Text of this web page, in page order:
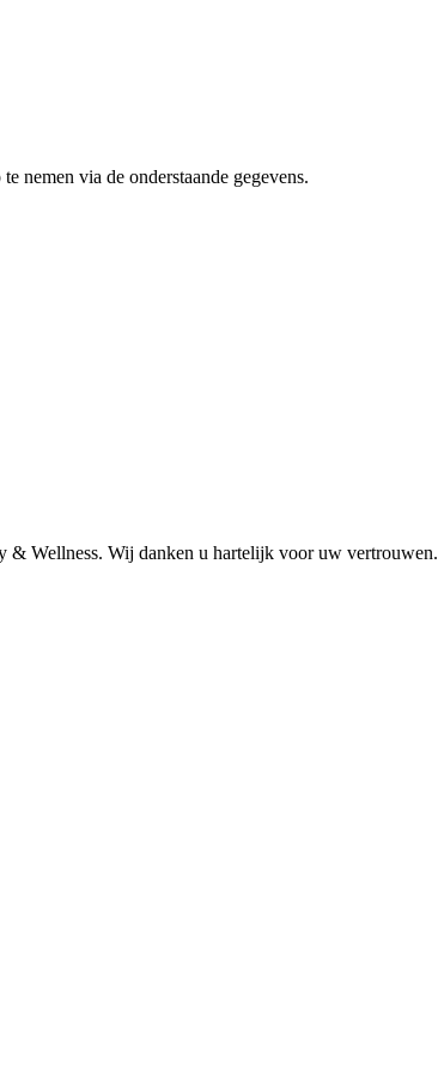
nemen via de onderstaande gegevens.
Wellness. Wij danken u hartelijk voor uw vertrouwen.